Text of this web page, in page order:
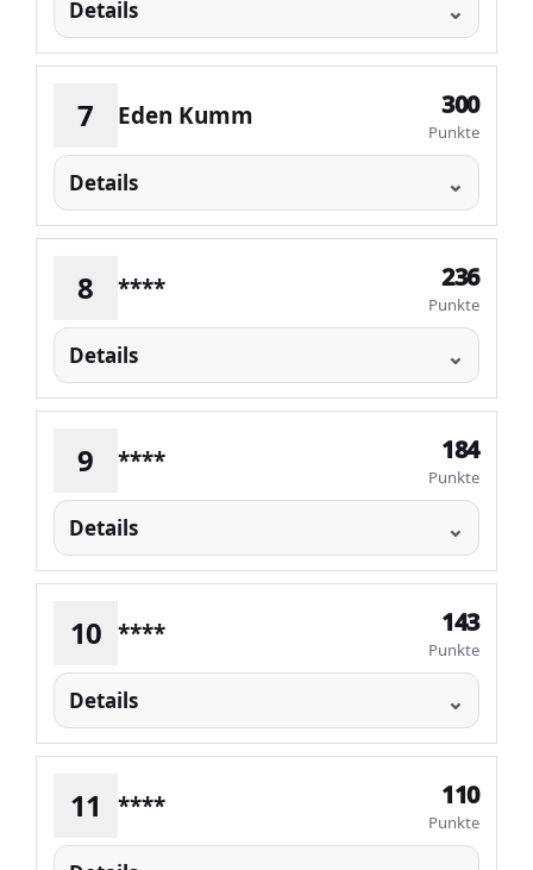
Details
7 Eden Kumm 300
Punkte
Details
8 **** 236
Punkte
Details
9 **** 184
Punkte
Details
10 **** 143
Punkte
Details
11 **** 110
Punkte